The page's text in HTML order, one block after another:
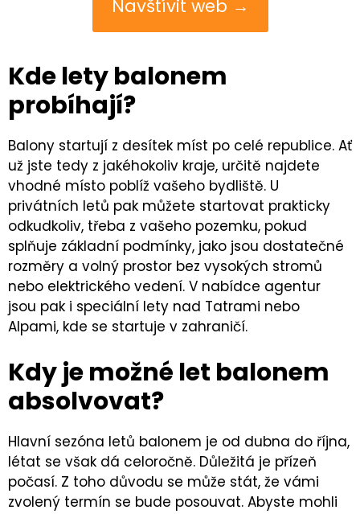
Navštívit web →
Kde lety balonem
probíhají?
Balony startují z desítek míst po celé republice. Ať
už jste tedy z jakéhokoliv kraje, určitě najdete
vhodné místo poblíž vašeho bydliště. U
privátních letů pak můžete startovat prakticky
odkudkoliv, třeba z vašeho pozemku, pokud
splňuje základní podmínky, jako jsou dostatečné
rozměry a volný prostor bez vysokých stromů
nebo elektrického vedení. V nabídce agentur
jsou pak i speciální lety nad Tatrami nebo
Alpami, kde se startuje v zahraničí.
Kdy je možné let balonem
absolvovat?
Hlavní sezóna letů balonem je od dubna do října,
létat se však dá celoročně. Důležitá je přízeň
počasí. Z toho důvodu se může stát, že vámi
zvolený termín se bude posouvat. Abyste mohli